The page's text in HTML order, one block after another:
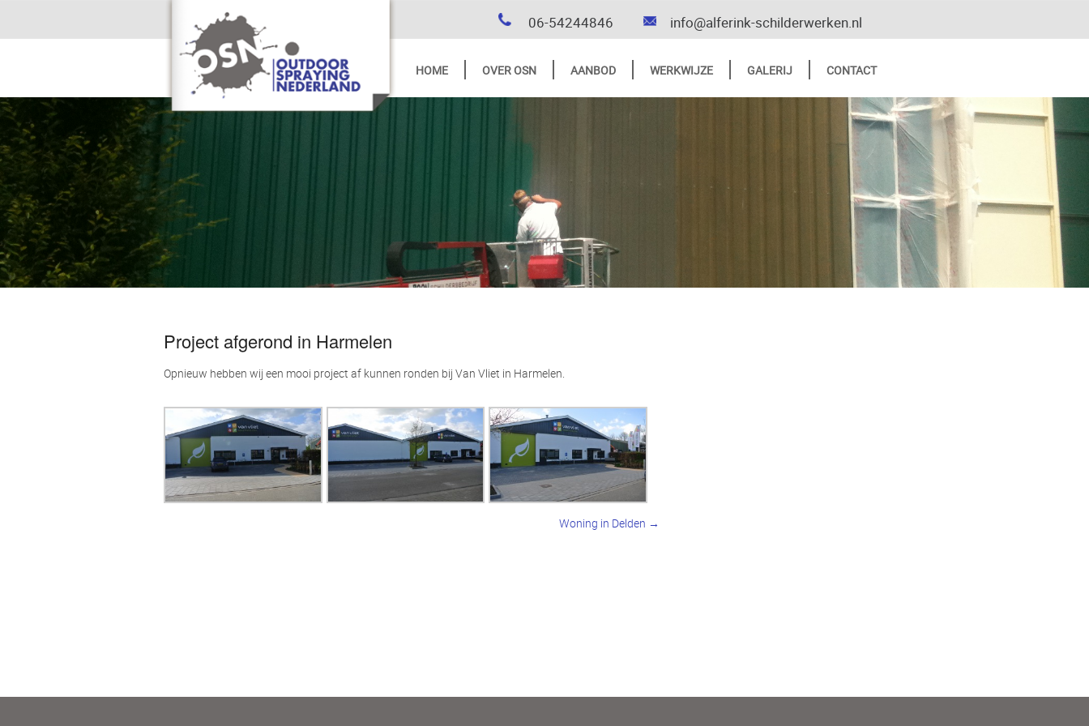
06-54244846 info@alferink-schilderwerken.nl
HOME OVER OSN AANBOD WERKWIJZE GALERIJ CONTACT
Project afgerond in Harmelen
Opnieuw hebben wij een mooi project af kunnen ronden bij Van Vliet in Harmelen.
Woning in Delden →